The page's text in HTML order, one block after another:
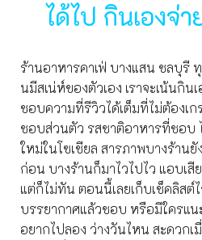
ได้ไป กินเองจ่า
ร้านอาหารคาเฟ่ บางแสน ชลบุรี
นมีสเน่ห์ของตัวเอง เราจะเน้นกิน
ชอบความที่รีวิวได้เต็มที่ไม่ต้องเก
ชอบส่วนตัว รสชาติอาหารที่ชอบ
ใหม่ในโซเชียล สารภาพบางร้าน
ก่อน บางร้านก็มาไวไปไว แอบเ
แต่ก็ไม่ทัน ตอนนี้เลยเก็บเช็คลิสต์
บรรยากาศแล้วชอบ หรือมีใครแ
อยากไปลอง ว่างวันไหน สะดวกเ